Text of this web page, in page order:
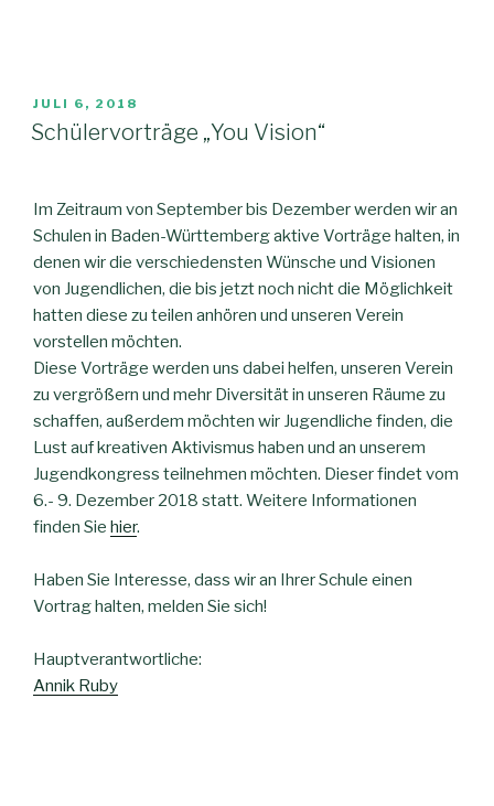
JULI 6, 2018
Schülervorträge „You Vision“
Im Zeitraum von September bis Dezember werden wir an
Schulen in Baden-Württemberg aktive Vorträge halten, in
denen wir die verschiedensten Wünsche und Visionen
von Jugendlichen, die bis jetzt noch nicht die Möglichkeit
hatten diese zu teilen anhören und unseren Verein
vorstellen möchten.
Diese Vorträge werden uns dabei helfen, unseren Verein
zu vergrößern und mehr Diversität in unseren Räume zu
schaffen, außerdem möchten wir Jugendliche finden, die
Lust auf kreativen Aktivismus haben und an unserem
Jugendkongress teilnehmen möchten. Dieser findet vom
6.- 9. Dezember 2018 statt. Weitere Informationen
finden Sie hier.
Haben Sie Interesse, dass wir an Ihrer Schule einen
Vortrag halten, melden Sie sich!
Hauptverantwortliche:
Annik Ruby